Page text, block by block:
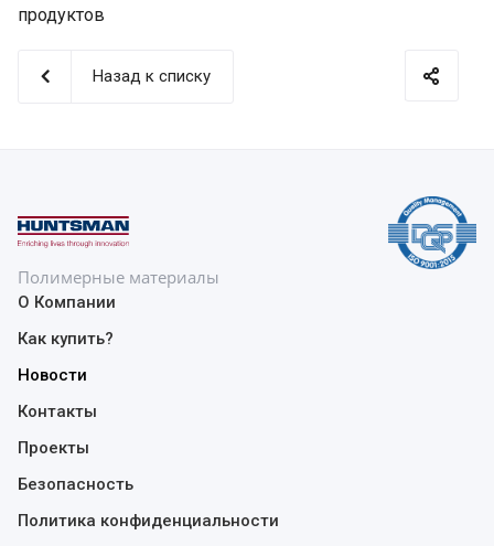
продуктов
Назад к списку
Полимерные материалы
О Компании
Как купить?
Новости
Контакты
Проекты
Безопасность
Политика конфиденциальности